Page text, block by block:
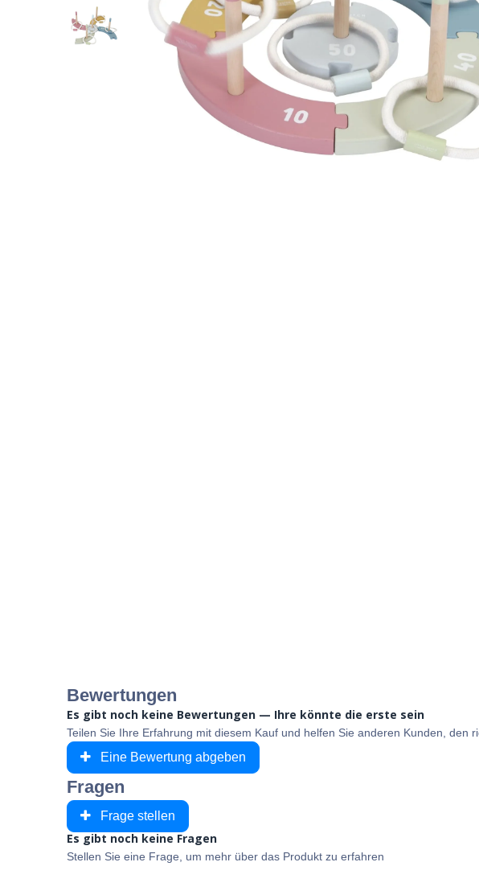
Bewertungen
Es gibt noch keine Bewertungen — Ihre könnte die erste sein
Teilen Sie Ihre Erfahrung mit diesem Kauf und helfen Sie anderen Kunden, den
Eine Bewertung abgeben
Fragen
Frage stellen
Es gibt noch keine Fragen
Stellen Sie eine Frage, um mehr über das Produkt zu erfahren